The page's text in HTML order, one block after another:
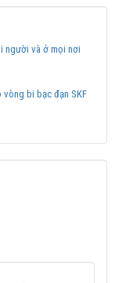
người và ở mọi nơi
bi bạc đạn SKF